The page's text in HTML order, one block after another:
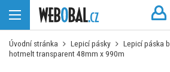
Úvodní stránka Lepicí pásky Lepicí páska
hotmelt transparent 48mm x 990m